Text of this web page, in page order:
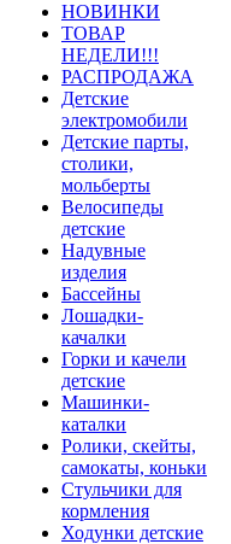
НОВИНКИ
ТОВАР
НЕДЕЛИ!!!
РАСПРОДАЖА
Детские
электромобили
Детские парты,
столики,
мольберты
Велосипеды
детские
Надувные
изделия
Бассейны
Лошадки-
качалки
Горки и качели
детские
Машинки-
каталки
Ролики, скейты,
самокаты, коньки
Стульчики для
кормления
Ходунки детские